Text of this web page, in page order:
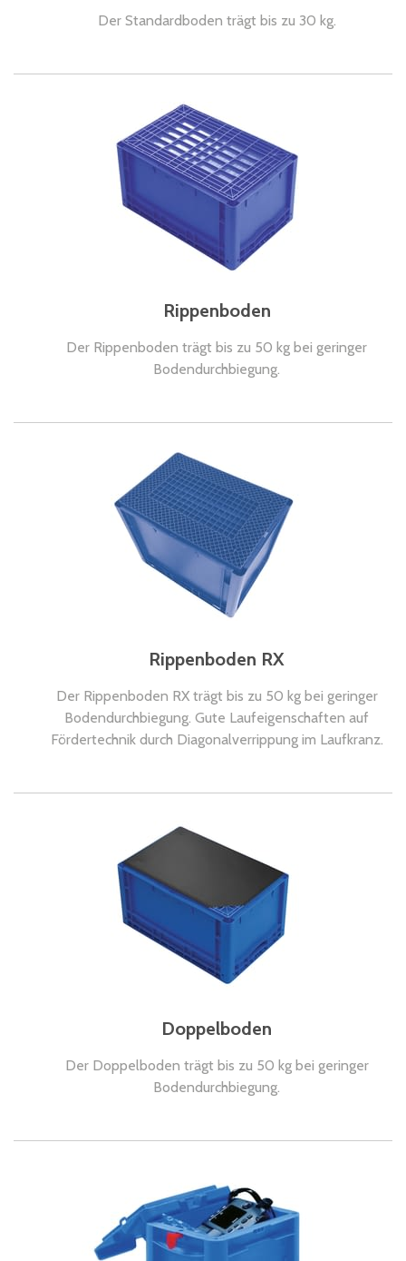
Der Standardboden trägt bis zu 30 kg.
Rippenboden
Der Rippenboden trägt bis zu 50 kg bei geringer
Bodendurchbiegung.
Rippenboden RX
Der Rippenboden RX trägt bis zu 50 kg bei geringer
Bodendurchbiegung. Gute Laufeigenschaften auf
Fördertechnik durch Diagonalverrippung im Laufkranz.
Doppelboden
Der Doppelboden trägt bis zu 50 kg bei geringer
Bodendurchbiegung.